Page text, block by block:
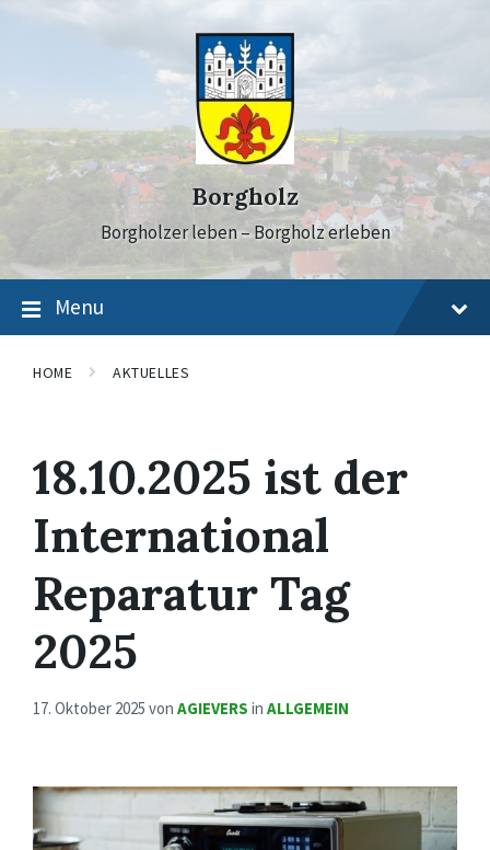
Borgholz
Borgholzer leben – Borgholz erleben
Menu
HOME AKTUELLES
18.10.2025 ist der
International
Reparatur Tag
2025
17. Oktober 2025 von AGIEVERS in ALLGEMEIN